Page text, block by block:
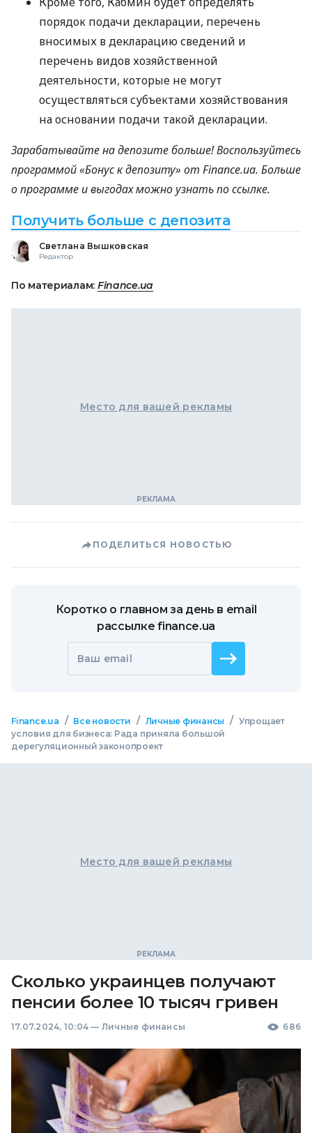
порядок подачи декларации, перечень
вносимых в декларацию сведений и
перечень видов хозяйственной
деятельности, которые не могут
осуществляться субъектами хозяйствования
на основании подачи такой декларации.
Зарабатывайте на депозите больше! Воспользуйтесь
программой «Бонус к депозиту» от Finance.ua. Больше
о программе и выгодах можно узнать по ссылке.
Получить больше с депозита
Светлана Вышковская
Редактор
По материалам: Finance.ua
Место для вашей рекламы
ПОДЕЛИТЬСЯ НОВОСТЬЮ
Коротко о главном за день в email
рассылке finance.ua
Ваш email
Finance.ua / Все новости / Личные финансы / Упрощает
условия для бизнеса: Рада приняла большой
дерегуляционный законопроект
Место для вашей рекламы
Сколько украинцев получают
пенсии более 10 тысяч гривен
17.07.2024, 10:04 — Личные финансы 686